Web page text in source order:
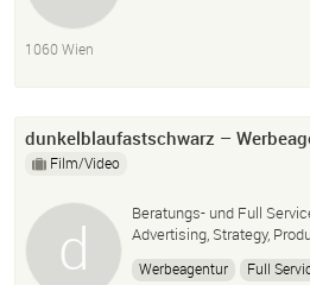
1060 Wien
dunkelblaufastschwarz –
Film/Video
Beratungs- und Full
Advertising, Strategy,
Werbeagentur
Full